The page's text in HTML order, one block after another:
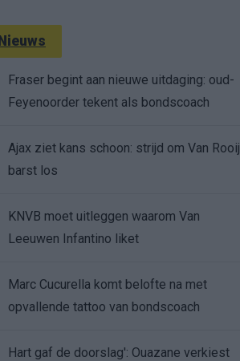
Nieuws
Fraser begint aan nieuwe uitdaging: oud-
Feyenoorder tekent als bondscoach
Ajax ziet kans schoon: strijd om Van Rooij
barst los
KNVB moet uitleggen waarom Van
Leeuwen Infantino liket
Marc Cucurella komt belofte na met
opvallende tattoo van bondscoach
Hart gaf de doorslag': Ouazane verkiest